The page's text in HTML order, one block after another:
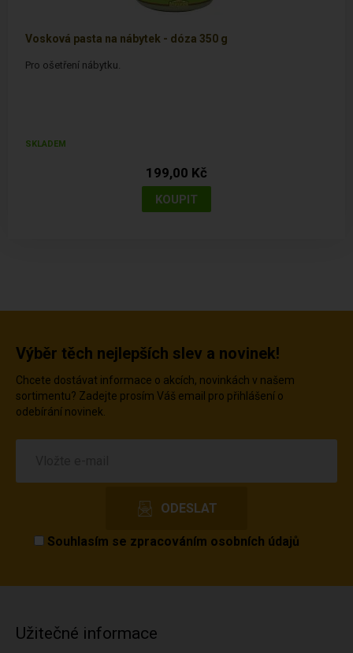
Vosková pasta na nábytek - dóza 350 g
Pro ošetření nábytku.
SKLADEM
199,00 Kč
Výběr těch nejlepších slev a novinek!
Chcete dostávat informace o akcích, novinkách v našem
sortimentu? Zadejte prosím Váš email pro přihlášení o
odebírání novinek.
Souhlasím se zpracováním osobních údajů
Užitečné informace